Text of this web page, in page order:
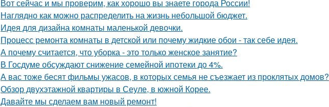
Вот сейчас и мы проверим, как хорошо вы знаете города России!
Наглядно как можно распределить на жизнь небольшой бюджет.
Идея для дизайна комнаты маленькой девочки.
Процесс ремонта комнаты в детской или почему жидкие обои - так себе идея.
А почему считается, что уборка - это только женское занятие?
В Госдуме обсуждают снижение семейной ипотеки до 4%.
А вас тоже бесят фильмы ужасов, в которых семья не съезжает из проклятых домов?
Обзор двухэтажной квартиры в Сеуле, в южной Корее.
Давайте мы сделаем вам новый ремонт!